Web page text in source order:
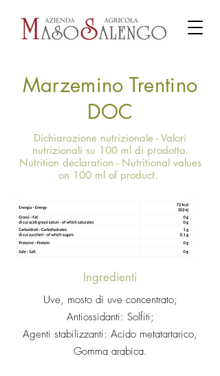
Marzemino Trentino
DOC
Dichiarazione nutrizionale - Valori
nutrizionali su 100 ml di prodotto.
Nutrition declaration - Nutritional values
on 100 ml of product.
Ingredienti
Uve, mosto di uve concentrato;
Antiossidanti: Solfiti;
Agenti stabilizzanti: Acido metatartarico,
Gomma arabica.